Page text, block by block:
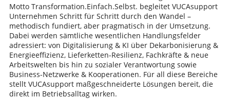
Motto Transformation.Einfach.Selbst. begleitet VUCAsupport
Unternehmen Schritt für Schritt durch den Wandel –
methodisch fundiert, aber pragmatisch in der Umsetzung.
Dabei werden sämtliche wesentlichen Handlungsfelder
adressiert: von Digitalisierung & KI über Dekarbonisierung &
Energieeffizienz, Lieferketten-Resilienz, Fachkräfte & neue
Arbeitswelten bis hin zu sozialer Verantwortung sowie
Business-Netzwerke & Kooperationen. Für all diese Bereiche
stellt VUCAsupport maßgeschneiderte Lösungen bereit, die
direkt im Betriebsalltag wirken.